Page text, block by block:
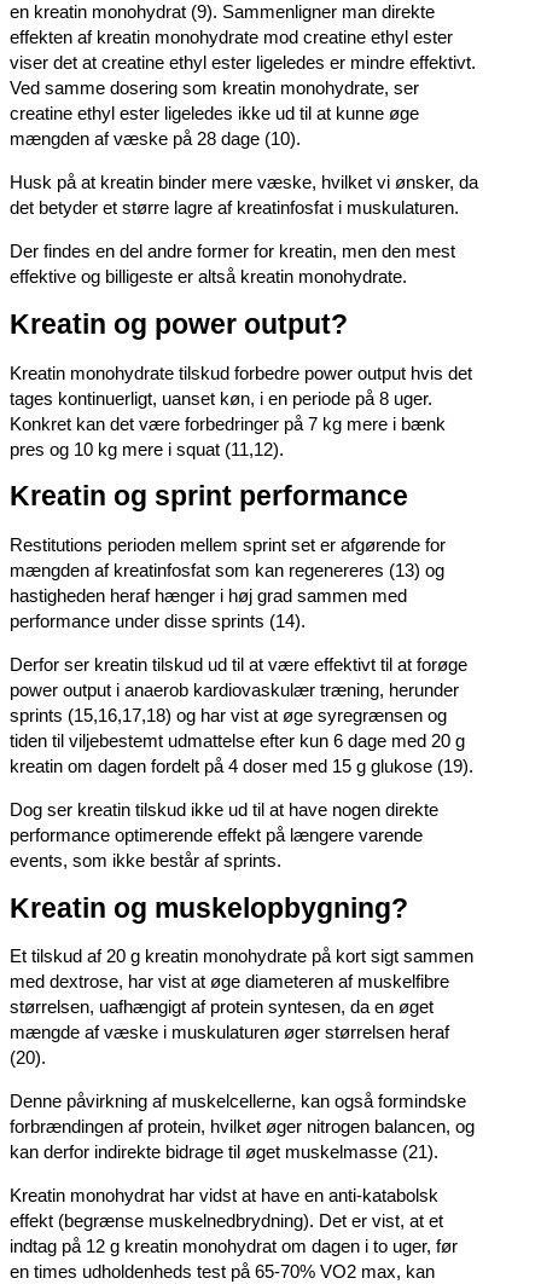
en kreatin monohydrat (9). Sammenligner man direkte
effekten af kreatin monohydrate mod creatine ethyl ester
viser det at creatine ethyl ester ligeledes er mindre effektivt.
Ved samme dosering som kreatin monohydrate, ser
creatine ethyl ester ligeledes ikke ud til at kunne øge
mængden af væske på 28 dage (10).
Husk på at kreatin binder mere væske, hvilket vi ønsker, da
det betyder et større lagre af kreatinfosfat i muskulaturen.
Der findes en del andre former for kreatin, men den mest
effektive og billigeste er altså kreatin monohydrate.
Kreatin og power output?
Kreatin monohydrate tilskud forbedre power output hvis det
tages kontinuerligt, uanset køn, i en periode på 8 uger.
Konkret kan det være forbedringer på 7 kg mere i bænk
pres og 10 kg mere i squat (11,12).
Kreatin og sprint performance
Restitutions perioden mellem sprint set er afgørende for
mængden af kreatinfosfat som kan regenereres (13) og
hastigheden heraf hænger i høj grad sammen med
performance under disse sprints (14).
Derfor ser kreatin tilskud ud til at være effektivt til at forøge
power output i anaerob kardiovaskulær træning, herunder
sprints (15,16,17,18) og har vist at øge syregrænsen og
tiden til viljebestemt udmattelse efter kun 6 dage med 20 g
kreatin om dagen fordelt på 4 doser med 15 g glukose (19).
Dog ser kreatin tilskud ikke ud til at have nogen direkte
performance optimerende effekt på længere varende
events, som ikke består af sprints.
Kreatin og muskelopbygning?
Et tilskud af 20 g kreatin monohydrate på kort sigt sammen
med dextrose, har vist at øge diameteren af muskelfibre
størrelsen, uafhængigt af protein syntesen, da en øget
mængde af væske i muskulaturen øger størrelsen heraf
(20).
Denne påvirkning af muskelcellerne, kan også formindske
forbrændingen af protein, hvilket øger nitrogen balancen, og
kan derfor indirekte bidrage til øget muskelmasse (21).
Kreatin monohydrat har vidst at have en anti-katabolsk
effekt (begrænse muskelnedbrydning). Det er vist, at et
indtag på 12 g kreatin monohydrat om dagen i to uger, før
en times udholdenheds test på 65-70% VO2 max, kan